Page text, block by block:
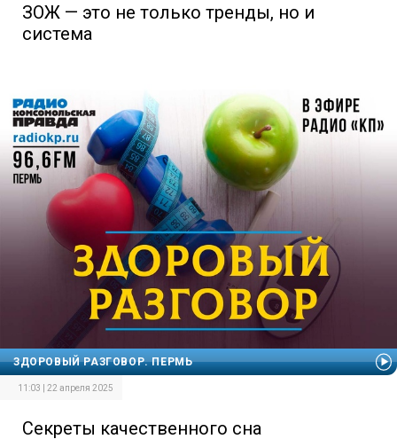
ЗОЖ — это не только тренды, но и
система
ЗДОРОВЫЙ РАЗГОВОР. ПЕРМЬ
11:03 | 22 апреля 2025
Секреты качественного сна